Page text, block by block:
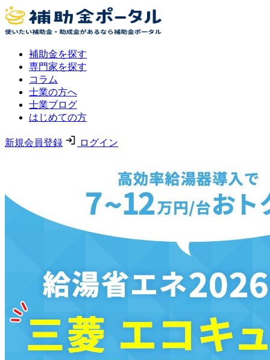
補助金を探す
専門家を探す
コラム
士業の方へ
士業ブログ
はじめての方
新規会員登録 ログイン